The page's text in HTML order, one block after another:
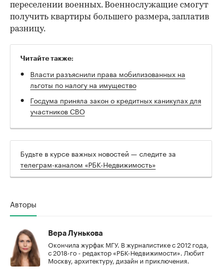
00:00 / 00:00
переселении военных. Военнослужащие смогут
получить квартиры большего размера, заплатив
разницу.
Читайте также:
Власти разъяснили права мобилизованных на
льготы по налогу на имущество
Госдума приняла закон о кредитных каникулах для
участников СВО
Будьте в курсе важных новостей — следите за
телеграм-каналом «РБК-Недвижимость»
Авторы
Вера Лунькова
Окончила журфак МГУ. В журналистике с 2012 года,
с 2018-го - редактор «РБК-Недвижимости». Любит
Москву, архитектуру, дизайн и приключения.